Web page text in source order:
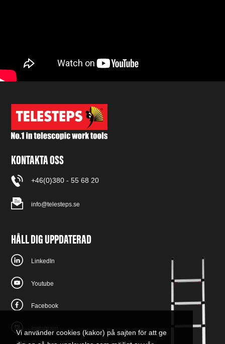
Vi använder cookies (kakor) på sajten för att ge
KONTAKTA OSS
+46(0)380 - 55 68 20
info@telesteps.se
HÅLL DIG UPPDATERAD
LinkedIn
Youtube
Facebook
Instagram